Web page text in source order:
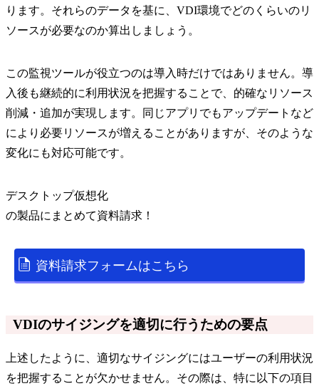
ります。それらのデータを基に、VDI環境でどのくらいのリ
ソースが必要なのか算出しましょう。
この監視ツールが役立つのは導入時だけではありません。導
入後も継続的に利用状況を把握することで、的確なリソース
削減・追加が実現します。同じアプリでもアップデートなど
により必要リソースが増えることがありますが、そのような
変化にも対応可能です。
デスクトップ仮想化
の製品にまとめて資料請求！
資料請求フォームはこちら
VDIのサイジングを適切に行うための要点
上述したように、適切なサイジングにはユーザーの利用状況
を把握することが欠かせません。その際は、特に以下の項目